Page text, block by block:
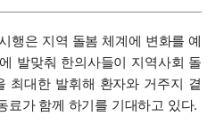
행은 지역 돌봄 체계에 변화를 예
발맞춰 한의사들이 지역사회 돌
최대한 발휘해 환자와 거주지 곁
료가 함께 하기를 기대하고 있다.